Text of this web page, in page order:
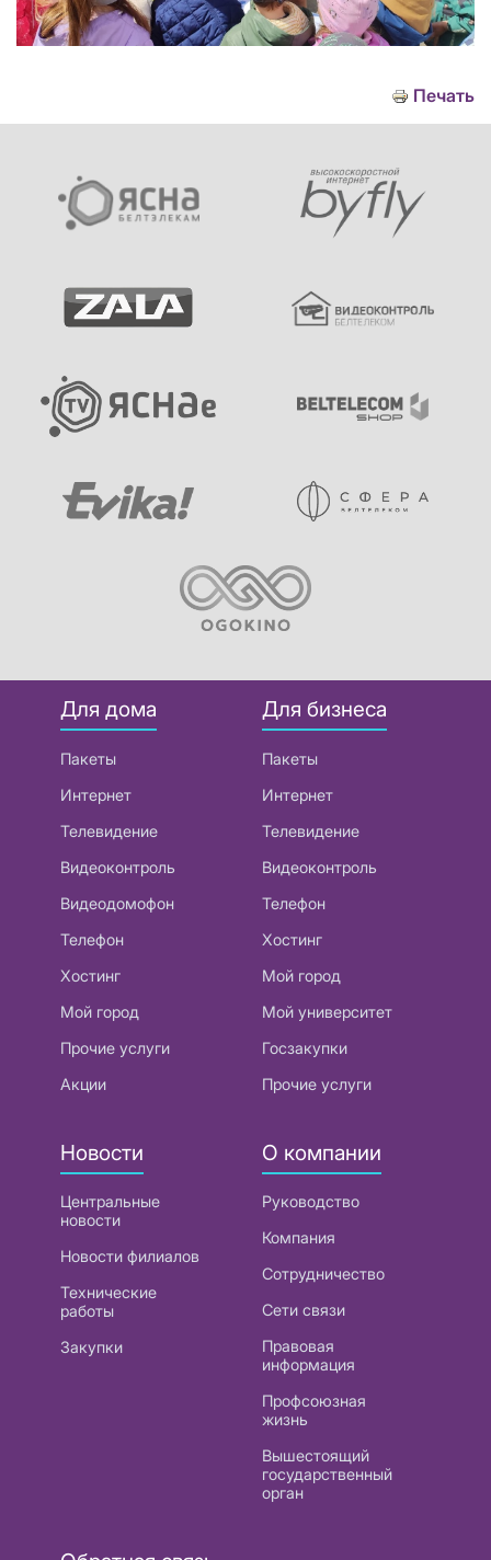
Печать
Для дома
Пакеты
Интернет
Телевидение
Видеоконтроль
Видеодомофон
Телефон
Хостинг
Мой город
Прочие услуги
Акции
Для бизнеса
Пакеты
Интернет
Телевидение
Видеоконтроль
Телефон
Хостинг
Мой город
Мой университет
Госзакупки
Прочие услуги
Новости
Центральные
новости
Новости филиалов
Технические
работы
Закупки
О компании
Руководство
Компания
Сотрудничество
Сети связи
Правовая
информация
Профсоюзная
жизнь
Вышестоящий
государственный
орган